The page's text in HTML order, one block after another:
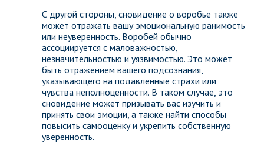
С другой стороны, сновидение о воробье также
может отражать вашу эмоциональную ранимость
или неуверенность. Воробей обычно
ассоциируется с маловажностью,
незначительностью и уязвимостью. Это может
быть отражением вашего подсознания,
указывающего на подавленные страхи или
чувства неполноценности. В таком случае, это
сновидение может призывать вас изучить и
принять свои эмоции, а также найти способы
повысить самооценку и укрепить собственную
уверенность.